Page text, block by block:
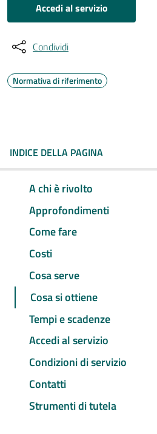
Accedi al servizio
Condividi
Normativa di riferimento
INDICE DELLA PAGINA
A chi è rivolto
Approfondimenti
Come fare
Costi
Cosa serve
Cosa si ottiene
Tempi e scadenze
Accedi al servizio
Condizioni di servizio
Contatti
Strumenti di tutela